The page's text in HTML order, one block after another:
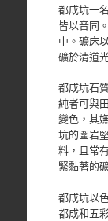
都成坑一
皆以音同
中。礦床
礦於清道
都成坑石
純者可與
變色，其
坑的圍岩
料，且常
緊黏著的
都成坑以
都成和五